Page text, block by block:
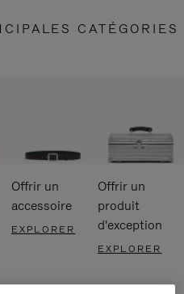
CATÉGORIES
Offrir un
accessoire
EXPLORER
Offrir un
produit
d'exception
EXPLORER